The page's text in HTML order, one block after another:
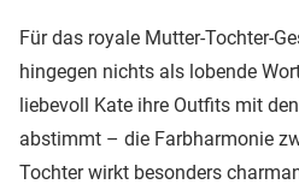
Für das royale Mutter-Tochter-
hingegen nichts als lobende
liebevoll Kate ihre Outfits mit
abstimmt – die Farbharmonie
Tochter wirkt besonders